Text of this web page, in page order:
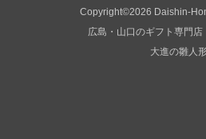
Copyright©2026 Daishin-
広島・山口のギフト専門店
大進の雛人